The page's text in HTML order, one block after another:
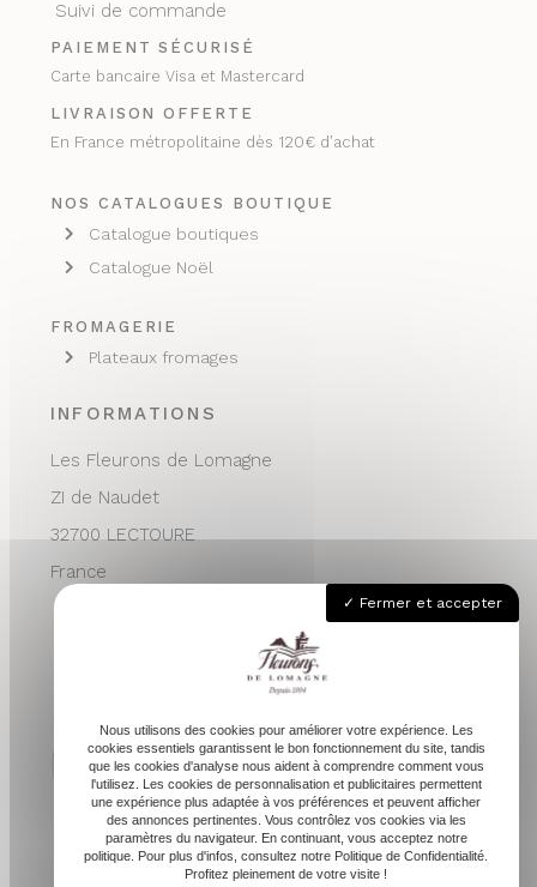
INFORMATIONS
Les Fleurons de Lomagne
ZI de Naudet
32700 LECTOURE
France
contactvpc@fleuronsdelomagne.com
Depuis 1994
Suivi de commande
PAIEMENT SÉCURISÉ
Carte bancaire Visa et Mastercard
LIVRAISON OFFERTE
En France métropolitaine dès 120€ d’achat
NOS CATALOGUES BOUTIQUE
Catalogue boutiques
Catalogue Noël
FROMAGERIE
Plateaux fromages
Fermer et accepter
Nous utilisons des cookies pour améliorer votre expérience. Les
cookies essentiels garantissent le bon fonctionnement du site, tandis
que les cookies d'analyse nous aident à comprendre comment vous
l'utilisez. Les cookies de personnalisation et publicitaires permettent
une expérience plus adaptée à vos préférences et peuvent afficher
des annonces pertinentes. Vous contrôlez vos cookies via les
paramètres du navigateur. En continuant, vous acceptez notre
politique. Pour plus d'infos, consultez notre Politique de Confidentialité.
Profitez pleinement de votre visite !